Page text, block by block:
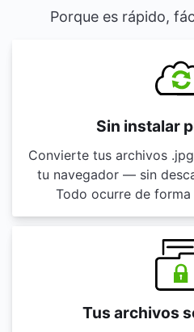
Porque es rápido,
Sin instalar
Convierte tus archivos
tu navegador — sin
Todo ocurre de forma
Tus archivos